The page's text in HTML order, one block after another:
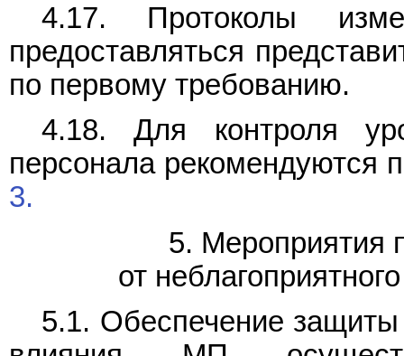
4.17. Протоколы
предоставляться
по первому требованию.
4.18. Для контроля
персонала рекомендуются
3.
5. Мероприятия
от
5.1. Обеспечение защиты